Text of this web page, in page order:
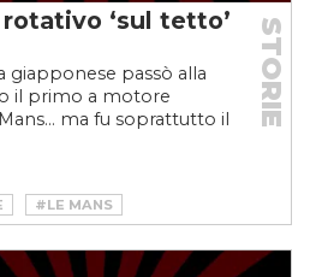
‘sul tetto’
giapponese passò alla
il primo a motore
ma fu soprattutto il
STORIE
#LE MANS
#ROTATIVO